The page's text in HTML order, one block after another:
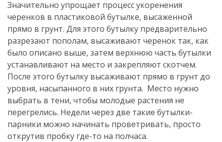
Значительно упрощает процесс укоренения
черенков в пластиковой бутылке, высаженной
прямо в грунт. Для этого бутылку предварительно
разрезают пополам, высаживают черенок так, как
было описано выше, затем верхнюю часть бутылки
устанавливают на место и закрепляют скотчем.
После этого бутылку высаживают прямо в грунт до
уровня, насыпанного в них грунта. Место нужно
выбрать в тени, чтобы молодые растения не
перегрелись. Недели через две такие бутылки-
парники можно начинать проветривать, просто
открутив пробку где-то на полчаса.